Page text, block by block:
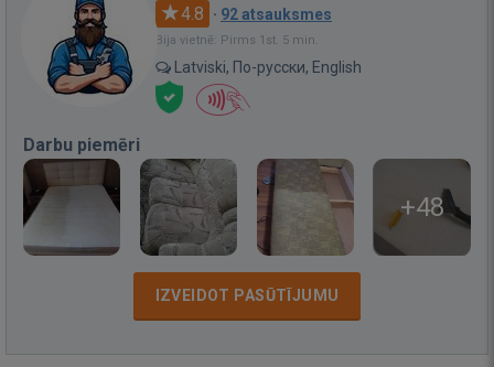
4.8 · 92 atsauksmes
Bija vietnē: Pirms 1st. 5 min.
Latviski, По-русски, English
Darbu piemēri
+48
IZVEIDOT PASŪTĪJUMU